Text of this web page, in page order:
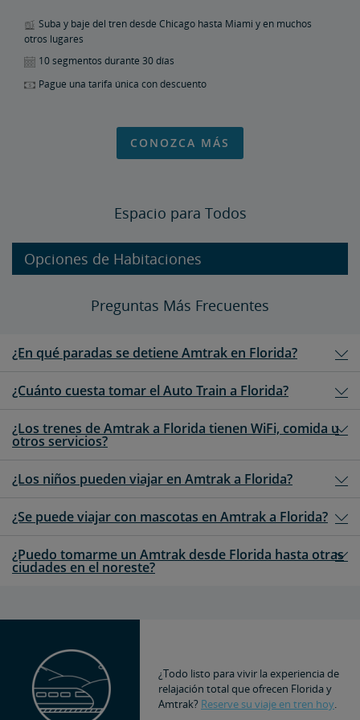
Suba y baje del tren desde Chicago hasta Miami y en muchos
otros lugares
10 segmentos durante 30 días
Pague una tarifa única con descuento
CONOZCA MÁS
Espacio para Todos
Opciones de Habitaciones
Preguntas Más Frecuentes
¿En qué paradas se detiene Amtrak en Florida?
¿Cuánto cuesta tomar el Auto Train a Florida?
¿Los trenes de Amtrak a Florida tienen WiFi, comida u
otros servicios?
¿Los niños pueden viajar en Amtrak a Florida?
¿Se puede viajar con mascotas en Amtrak a Florida?
¿Puedo tomarme un Amtrak desde Florida hasta otras
ciudades en el noreste?
¿Todo listo para vivir la experiencia de
relajación total que ofrecen Florida y
Amtrak? Reserve su viaje en tren hoy.